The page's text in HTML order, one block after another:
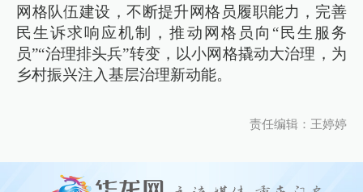
网格队伍建设，不断提升网格员履职能力，完善
民生诉求响应机制，推动网格员向“民生服务
员”“治理排头兵”转变，以小网格撬动大治理，为
乡村振兴注入基层治理新动能。
责任编辑：王婷婷